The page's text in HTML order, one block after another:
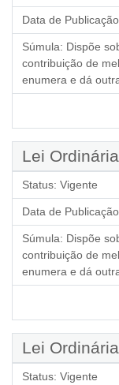
Data de
Súmula: Dispõe
contribuição de
enumera e dá
Lei
Status: Vigente
Data de
Súmula: Dispõe
contribuição de
enumera e dá
Lei
Status: Vigente